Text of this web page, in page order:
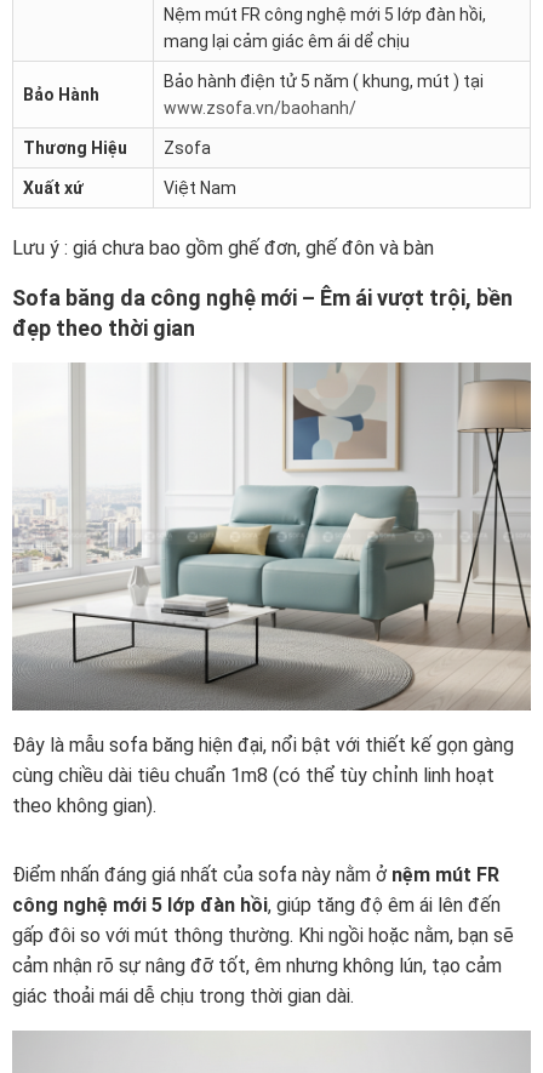
Nệm mút FR công nghệ mới 5 lớp đàn hồi,
mang lại cảm giác êm ái dể chịu
Bảo Hành
Bảo hành điện tử 5 năm ( khung, mút ) tại
www.zsofa.vn/baohanh/
Thương Hiệu Zsofa
Xuất xứ Việt Nam
Lưu ý : giá chưa bao gồm ghế đơn, ghế đôn và bàn
Sofa băng da công nghệ mới – Êm ái vượt trội, bền
đẹp theo thời gian
Đây là mẫu sofa băng hiện đại, nổi bật với thiết kế gọn gàng
cùng chiều dài tiêu chuẩn 1m8 (có thể tùy chỉnh linh hoạt
theo không gian).
Điểm nhấn đáng giá nhất của sofa này nằm ở nệm mút FR
công nghệ mới 5 lớp đàn hồi, giúp tăng độ êm ái lên đến
gấp đôi so với mút thông thường. Khi ngồi hoặc nằm, bạn sẽ
cảm nhận rõ sự nâng đỡ tốt, êm nhưng không lún, tạo cảm
giác thoải mái dễ chịu trong thời gian dài.